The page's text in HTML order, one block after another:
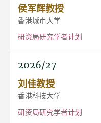
侯军辉教授
香港城市大学
研资局研究学者计划
2026/27
刘佳教授
香港科技大学
研资局研究学者计划